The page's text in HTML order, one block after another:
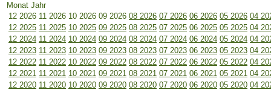
Monat Jahr
12 2026 11 2026 10 2026 09 2026 08 2026 07 2026 06 2026 05 2026 04
12 2025 11 2025 10 2025 09 2025 08 2025 07 2025 06 2025 05 2025 04
12 2024 11 2024 10 2024 09 2024 08 2024 07 2024 06 2024 05 2024 04
12 2023 11 2023 10 2023 09 2023 08 2023 07 2023 06 2023 05 2023 04
12 2022 11 2022 10 2022 09 2022 08 2022 07 2022 06 2022 05 2022 04
12 2021 11 2021 10 2021 09 2021 08 2021 07 2021 06 2021 05 2021 04
12 2020 11 2020 10 2020 09 2020 08 2020 07 2020 06 2020 05 2020 04